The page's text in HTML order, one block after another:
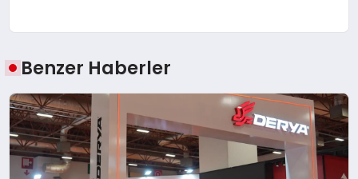
Benzer Haberler